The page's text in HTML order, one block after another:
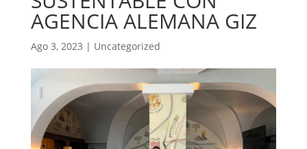
AGENCIA ALEMANA GIZ
Ago 3, 2023 | Uncategorized